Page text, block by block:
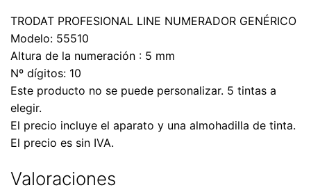
TRODAT PROFESIONAL LINE NUMERADOR GENÉRICO
Modelo: 55510
Altura de la numeración : 5 mm
Nº dígitos: 10
Este producto no se puede personalizar. 5 tintas a
elegir.
El precio incluye el aparato y una almohadilla de tinta.
El precio es sin IVA.
Valoraciones